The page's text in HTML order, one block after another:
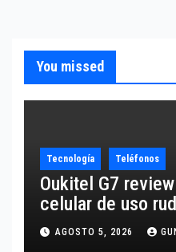
You missed
Tecnología Teléfonos
Oukitel G7
celular de uso
10,600 mAh
AGOSTO 5, 2026